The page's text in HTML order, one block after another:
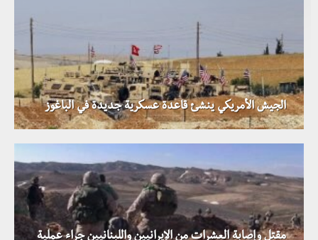
الجيش الأمريكي ينشئ قاعدة عسكرية جديدة في الباغوز